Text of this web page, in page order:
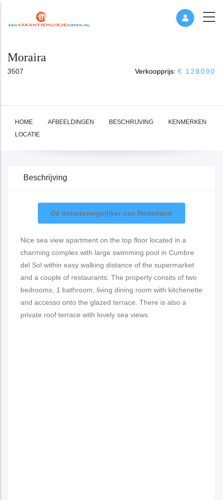
Moraira
3507 Verkoopprijs: € 128000
HOME AFBEELDINGEN BESCHRIJVING
KENMERKEN
LOCATIE
Beschrijving
Dé notarisvergelijker van Nederland
Nice sea view apartment on the top floor located in a
charming complex with large swimming pool in Cumbre
del Sol within easy walking distance of the supermarket
and a couple of restaurants. The property consits of two
bedrooms, 1 bathroom, living dining room with kitchenette
and accesso onto the glazed terrace. There is also a
private roof terrace with lovely sea views.